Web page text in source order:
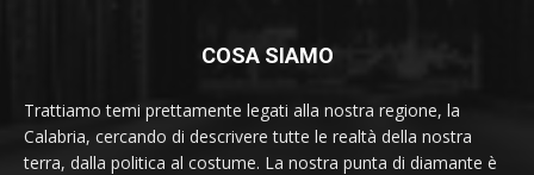
COSA SIAMO
Trattiamo temi prettamente legati alla nostra regione, la
Calabria, cercando di descrivere tutte le realtà della nostra
terra, dalla politica al costume. La nostra punta di diamante è